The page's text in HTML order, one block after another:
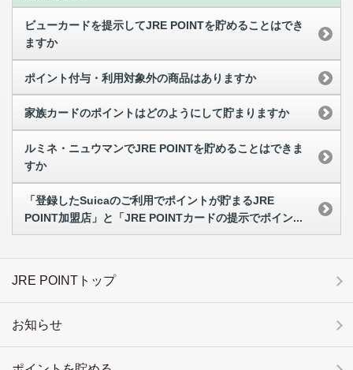
ビューカードを提示してJRE POINTを貯めることはでき
ますか
ポイント付与・利用対象外の商品はありますか
家族カードのポイントはどのようにして貯まりますか
ルミネ・ニュウマンでJRE POINTを貯めることはできま
すか
「登録したSuicaのご利用でポイントが貯まるJRE
POINT加盟店」と「JRE POINTカードの提示でポイン...
JRE POINTトップ
お知らせ